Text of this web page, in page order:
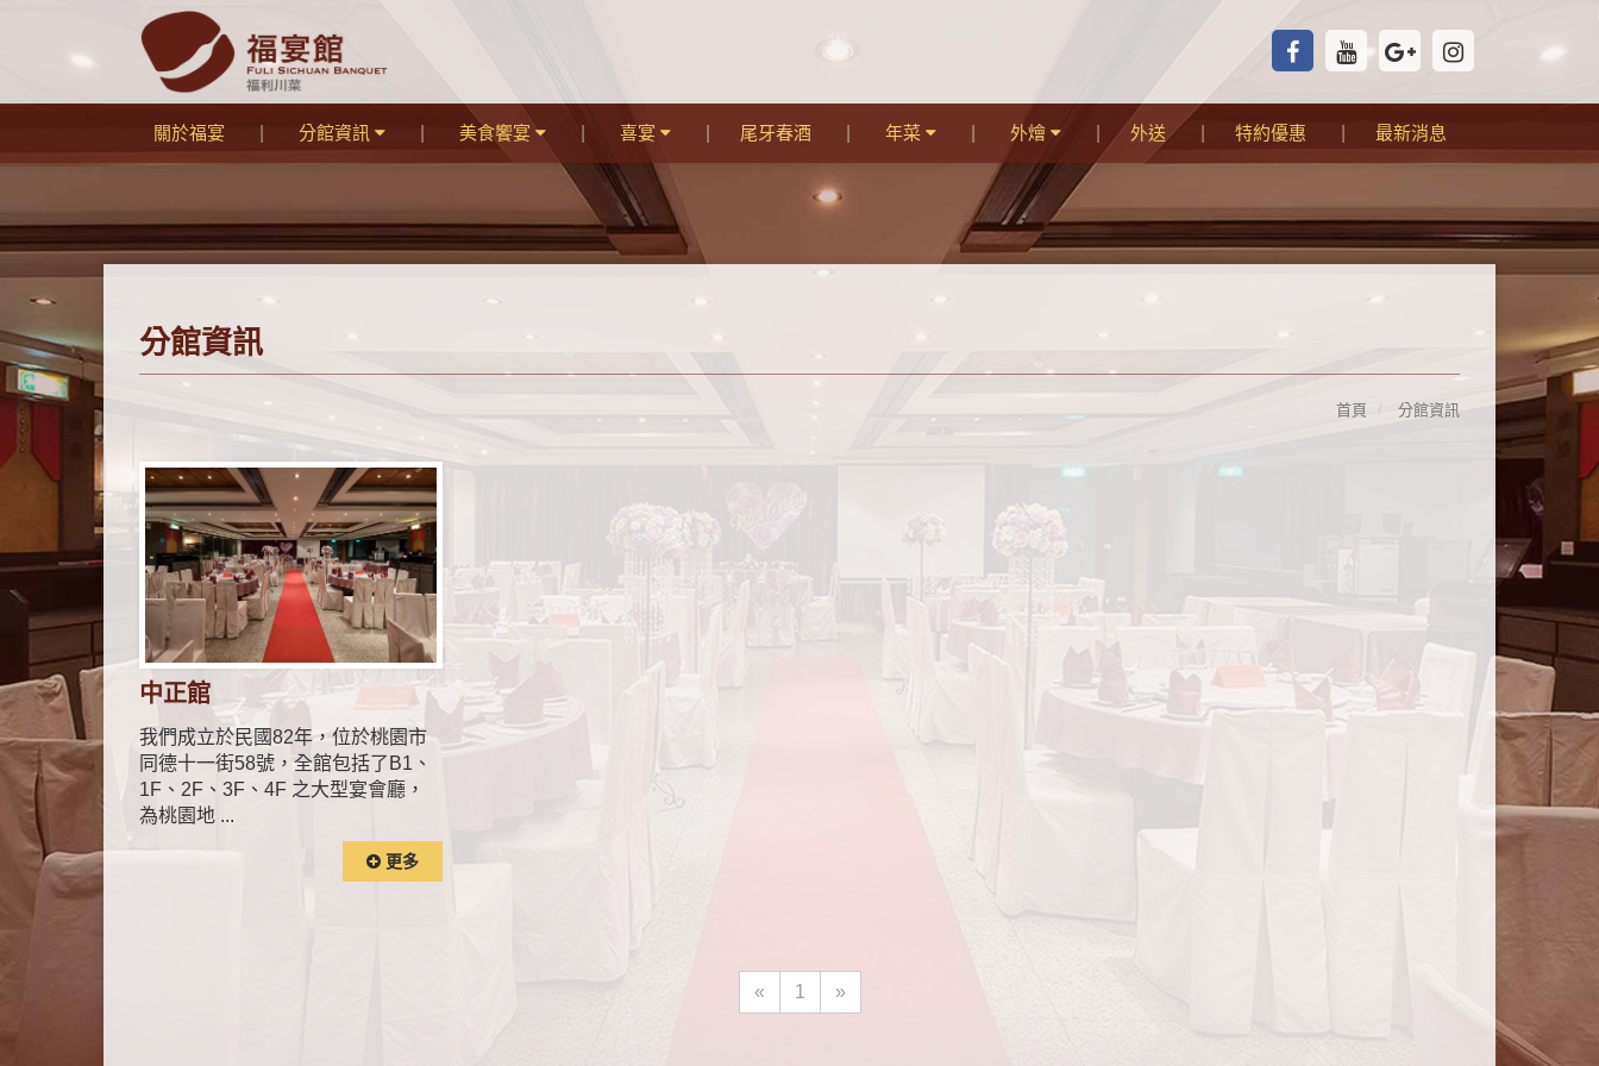
關於福宴 分館資訊 美食饗宴 喜宴 尾牙春酒 年菜 外燴 外送 特約優惠 最新消息
分館資訊
首頁 分館資訊
中正館
我們成立於民國82年，位於桃園市
同德十一街58號，全館包括了B1、
1F、2F、3F、4F 之大型宴會廳，
為桃園地 ...
更多
« 1 »